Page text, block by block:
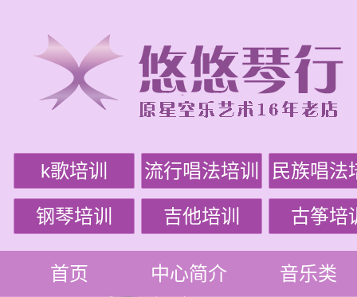
k歌培训 流行唱法培训 民族唱法
钢琴培训 吉他培训 古筝培
首页 中心简介 音乐类